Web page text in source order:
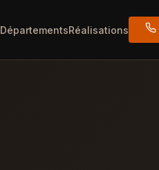
DépartementsRéalisations